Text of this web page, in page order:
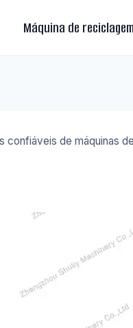
Máquina de reciclagem
confiáveis ​​de máquinas